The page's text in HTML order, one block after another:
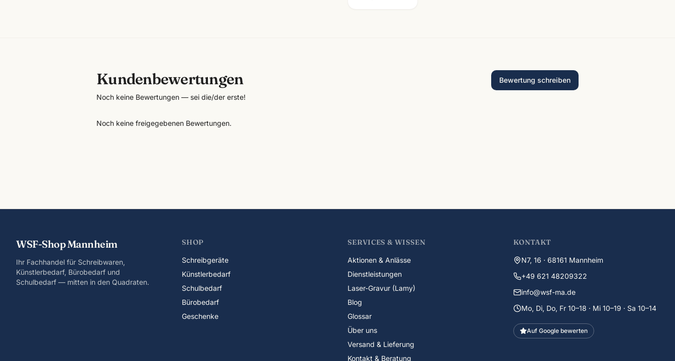
Kundenbewertungen
Noch keine Bewertungen — sei die/der erste!
Bewertung schreiben
Noch keine freigegebenen Bewertungen.
WSF-Shop Mannheim
Ihr Fachhandel für Schreibwaren,
Künstlerbedarf, Bürobedarf und
Schulbedarf — mitten in den Quadraten.
SHOP
Schreibgeräte
Künstlerbedarf
Schulbedarf
Bürobedarf
Geschenke
SERVICES & WISSEN
Aktionen & Anlässe
Dienstleistungen
Laser-Gravur (Lamy)
Blog
Glossar
Über uns
Versand & Lieferung
Kontakt & Beratung
KONTAKT
N7, 16 · 68161 Mannheim
+49 621 48209322
info@wsf-ma.de
Mo, Di, Do, Fr 10–18 · Mi 10–19 · Sa 10–14
Auf Google bewerten